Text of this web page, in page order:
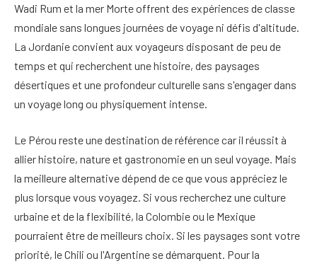
Wadi Rum et la mer Morte offrent des expériences de classe
mondiale sans longues journées de voyage ni défis d'altitude.
La Jordanie convient aux voyageurs disposant de peu de
temps et qui recherchent une histoire, des paysages
désertiques et une profondeur culturelle sans s'engager dans
un voyage long ou physiquement intense.
Le Pérou reste une destination de référence car il réussit à
allier histoire, nature et gastronomie en un seul voyage. Mais
la meilleure alternative dépend de ce que vous appréciez le
plus lorsque vous voyagez. Si vous recherchez une culture
urbaine et de la flexibilité, la Colombie ou le Mexique
pourraient être de meilleurs choix. Si les paysages sont votre
priorité, le Chili ou l'Argentine se démarquent. Pour la